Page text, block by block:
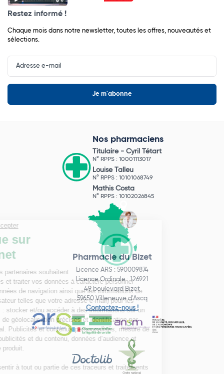
Restez informé !
Chaque mois dans notre newsletter, toutes les offres, nouveautés et
sélections.
Input
Newsletter
Nos pharmaciens
Titulaire - Cyril Tétart
N° RPPS : 10001113017
Louise Talleu
N° RPPS : 10101068749
Mathis Costa
N° RPPS : 10102026845
Pharmacie du Bizet
Licence ARS : 590009874
Licence Ordinale : 126921
49 boulevard Bizet
59650 Villeneuve d'Ascq
Contactez-nous !